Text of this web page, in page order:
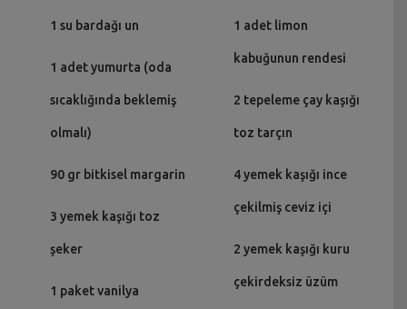
1 su bardağı un
1 adet yumurta (oda
sıcaklığında beklemiş
olmalı)
90 gr bitkisel margarin
3 yemek kaşığı toz
şeker
1 paket vanilya
1 adet limon
kabuğunun rendesi
2 tepeleme çay kaşığı
toz tarçın
4 yemek kaşığı ince
çekilmiş ceviz içi
2 yemek kaşığı kuru
çekirdeksiz üzüm